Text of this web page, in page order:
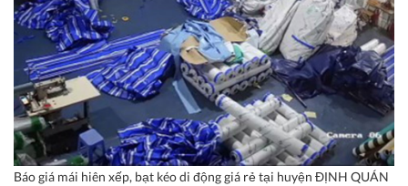
Báo giá mái hiên xếp, bạt kéo di động giá rẻ tại huyện ĐỊNH QUÁN